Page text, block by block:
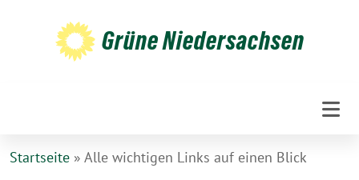
Grüne Niedersachsen
Startseite » Alle wichtigen Links auf einen Blick